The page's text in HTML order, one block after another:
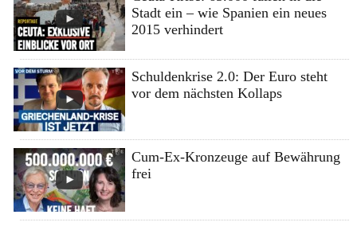
Stadt ein – wie Spanien ein neues
2015 verhindert
Schuldenkrise 2.0: Der Euro steht
vor dem nächsten Kollaps
Cum-Ex-Kronzeuge auf Bewährung
frei